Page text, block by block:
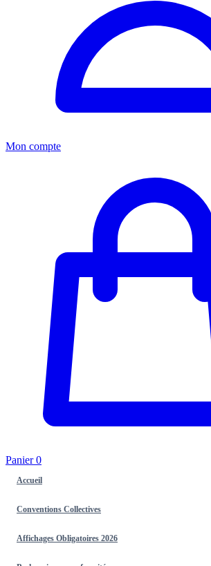
Mon compte
Panier0
Accueil
Conventions Collectives
Affichages Obligatoires 2026